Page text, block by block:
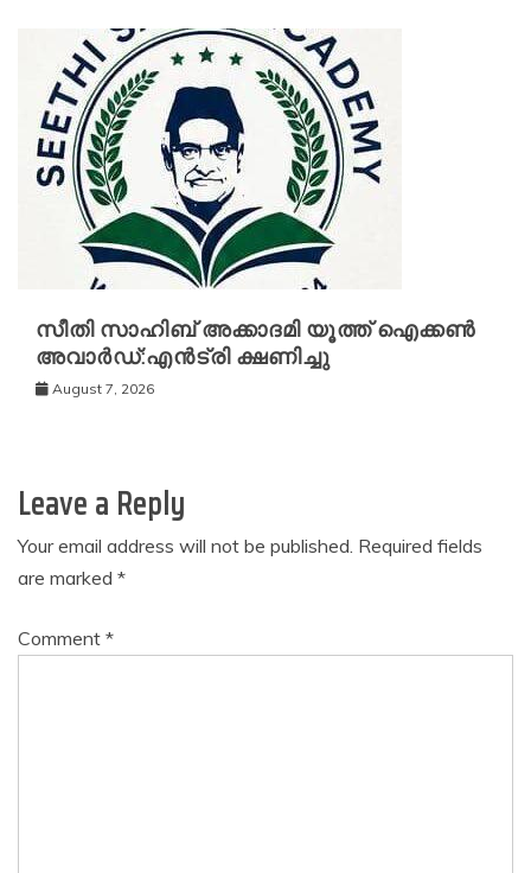
സീതി സാഹിബ് അക്കാദമി യൂത്ത് ഐക്കൺ
അവാർഡ്:എൻട്രി ക്ഷണിച്ചു
August 7, 2026
Leave a Reply
Your email address will not be published. Required fields
are marked *
Comment *